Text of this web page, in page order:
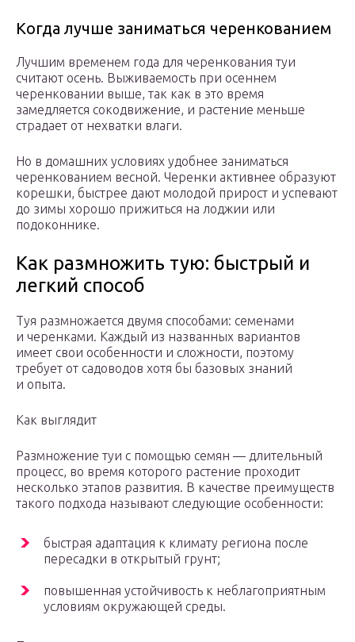
Когда лучше заниматься черенкованием
Лучшим временем года для черенкования туи
считают осень. Выживаемость при осеннем
черенковании выше, так как в это время
замедляется сокодвижение, и растение меньше
страдает от нехватки влаги.
Но в домашних условиях удобнее заниматься
черенкованием весной. Черенки активнее образуют
корешки, быстрее дают молодой прирост и успевают
до зимы хорошо прижиться на лоджии или
подоконнике.
Как размножить тую: быстрый и
легкий способ
Туя размножается двумя способами: семенами
и черенками. Каждый из названных вариантов
имеет свои особенности и сложности, поэтому
требует от садоводов хотя бы базовых знаний
и опыта.
Как выглядит
Размножение туи с помощью семян — длительный
процесс, во время которого растение проходит
несколько этапов развития. В качестве преимуществ
такого подхода называют следующие особенности:
быстрая адаптация к климату региона после
пересадки в открытый грунт;
повышенная устойчивость к неблагоприятным
условиям окружающей среды.